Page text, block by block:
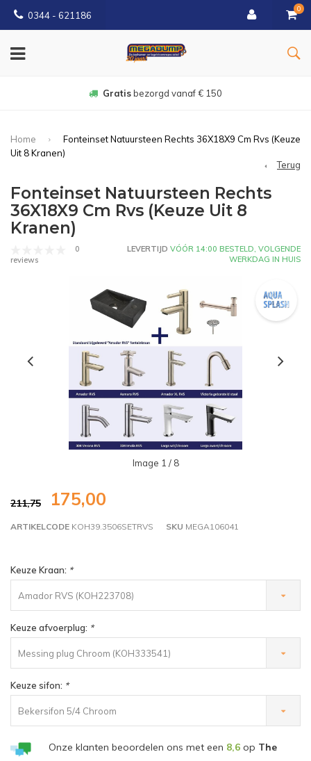
0344 - 621186
0
Gratisbezorgd vanaf € 150
Home
Fonteinset Natuursteen Rechts 36X18X9 Cm Rvs (Keuze
Uit 8 Kranen)
Terug
Fonteinset Natuursteen Rechts
36X18X9 Cm Rvs (Keuze Uit 8
Kranen)
0
reviews
LEVERTIJD VÓÓR 14:00 BESTELD, VOLGENDE
WERKDAG IN HUIS
Image 1 / 8
211,75 175,00
ARTIKELCODE KOH39.3506SETRVS SKU MEGA106041
Keuze Kraan: *
Amador RVS (KOH223708)
Keuze afvoerplug: *
Messing plug Chroom (KOH333541)
Keuze sifon: *
Bekersifon 5/4 Chroom
Onze klanten beoordelen ons met een 8,6op The